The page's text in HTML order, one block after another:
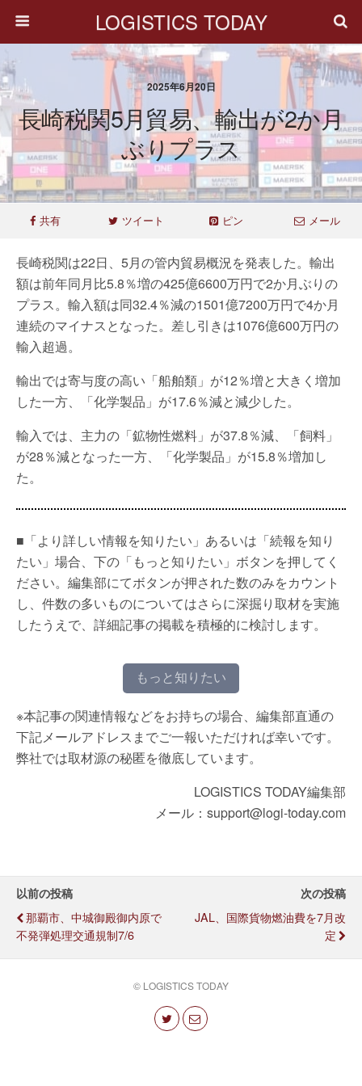
LOGISTICS TODAY
2025年6月20日
長崎税関5月貿易、輸出が2か月
ぶりプラス
共有 ツイート ピン メール
長崎税関は22日、5月の管内貿易概況を発表した。輸出
額は前年同月比5.8％増の425億6600万円で2か月ぶりの
プラス。輸入額は同32.4％減の1501億7200万円で4か月
連続のマイナスとなった。差し引きは1076億600万円の
輸入超過。
輸出では寄与度の高い「船舶類」が12％増と大きく増加
した一方、「化学製品」が17.6％減と減少した。
輸入では、主力の「鉱物性燃料」が37.8％減、「飼料」
が28％減となった一方、「化学製品」が15.8％増加し
た。
■「より詳しい情報を知りたい」あるいは「続報を知り
たい」場合、下の「もっと知りたい」ボタンを押してく
ださい。編集部にてボタンが押された数のみをカウント
し、件数の多いものについてはさらに深掘り取材を実施
したうえで、詳細記事の掲載を積極的に検討します。
もっと知りたい
※本記事の関連情報などをお持ちの場合、編集部直通の
下記メールアドレスまでご一報いただければ幸いです。
弊社では取材源の秘匿を徹底しています。
LOGISTICS TODAY編集部
メール：support@logi-today.com
以前の投稿
那覇市、中城御殿御内原で
不発弾処理交通規制7/6
次の投稿
JAL、国際貨物燃油費を7月改
定
© LOGISTICS TODAY